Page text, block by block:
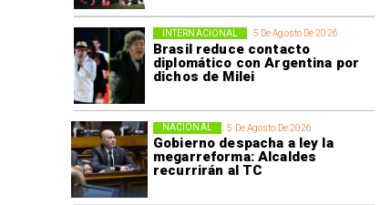
5 De Agosto De 2026
Brasil reduce contacto
diplomático con Argentina por
dichos de Milei
INTERNACIONAL
5 De Agosto De 2026
Gobierno despacha a ley la
megarreforma: Alcaldes
recurrirán al TC
NACIONAL